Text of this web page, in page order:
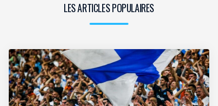
LES ARTICLES POPULAIRES